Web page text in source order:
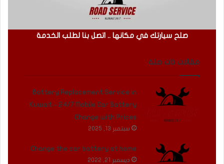
صلح سيارتك في مكانها .. اتصل بنا لطلب الخدمة
مقالات ذات صلة
Battery Replacement Service in
Kuwait – 24/7 Mobile Car Battery
Change with Prices
سبتمبر 13, 2025
Change the car battery at home
ديسمبر 21, 2022